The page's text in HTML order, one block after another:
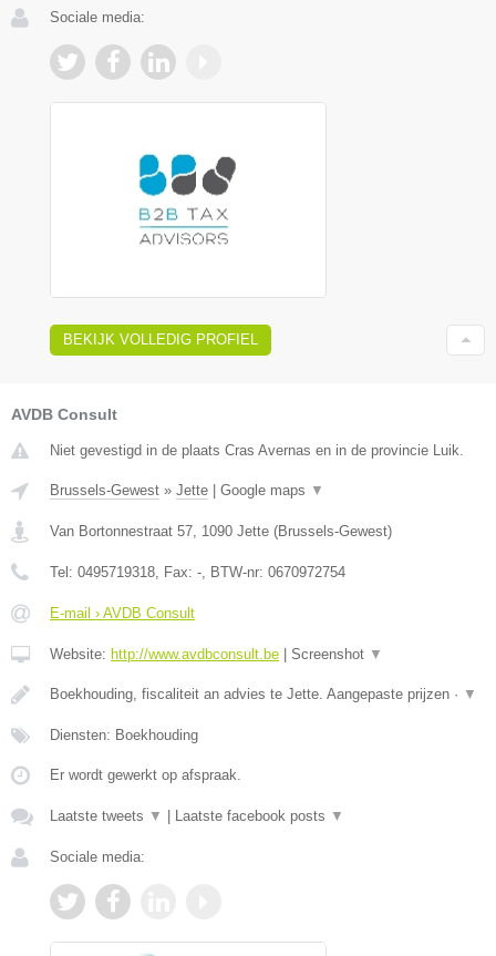
Sociale media:
BEKIJK VOLLEDIG PROFIEL
AVDB Consult
Niet gevestigd in de plaats Cras Avernas en in de provincie Luik.
Brussels-Gewest » Jette | Google maps ▼
Van Bortonnestraat 57 1090 Jette (Brussels-Gewest)
Tel: 0495719318 , Fax: - , BTW-nr: 0670972754
E-mail › AVDB Consult
Website: http://www.avdbconsult.be | Screenshot ▼
Boekhouding, fiscaliteit an advies te Jette. Aangepaste prijzen · ▼
Diensten: Boekhouding
Er wordt gewerkt op afspraak.
Laatste tweets ▼ | Laatste facebook posts ▼
Sociale media: